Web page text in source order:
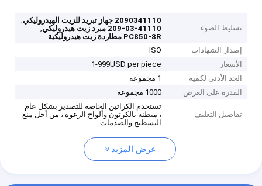
تسليط الضوء
2090341110 جهاز تبريد للزيت الهيدروليكي
,
209-03-41110 مبرد زيت هيدروليكي
,
PC850-8R مطاردة زيت هيدروليكية
إصدار الشهادات
ISO
الأسعار
1-999USD per piece
الحد الأدنى لكمية
1 مجموعة
القدرة على العرض
1000 مجموعة
تفاصيل التغليف
تستخدم الكراتين الخاصة للتصدير بشكل عام
، مبطنة بالكرتون وألواح الرغوة ، من أجل منع
التسطيح والصدمات
عرض المزيد